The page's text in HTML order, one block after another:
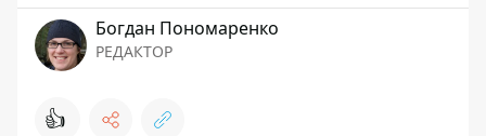
Богдан Пономаренко
РЕДАКТОР
👍